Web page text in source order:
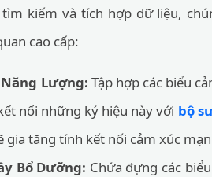
kiếm và tích hợp dữ liệu,
cao cấp:
Lượng: Tập hợp các biểu
nối những ký hiệu này với bộ
gia tăng tính kết nối cảm xúc
Bổ Dưỡng: Chứa đựng các